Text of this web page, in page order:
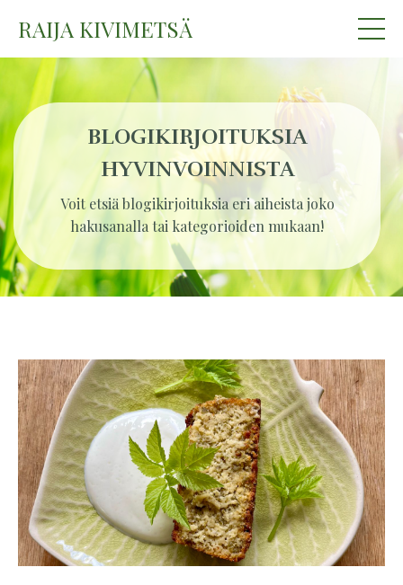
RAIJA KIVIMETSÄ
BLOGIKIRJOITUKSIA
HYVINVOINNISTA
Voit etsiä blogikirjoituksia eri aiheista joko
hakusanalla tai kategorioiden mukaan!